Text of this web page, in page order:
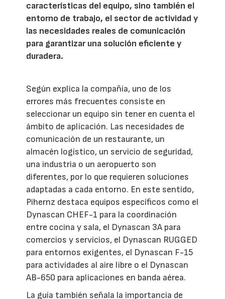
características del equipo, sino también el
entorno de trabajo, el sector de actividad y
las necesidades reales de comunicación
para garantizar una solución eficiente y
duradera.
Según explica la compañía, uno de los
errores más frecuentes consiste en
seleccionar un equipo sin tener en cuenta el
ámbito de aplicación. Las necesidades de
comunicación de un restaurante, un
almacén logístico, un servicio de seguridad,
una industria o un aeropuerto son
diferentes, por lo que requieren soluciones
adaptadas a cada entorno. En este sentido,
Pihernz destaca equipos específicos como el
Dynascan CHEF-1 para la coordinación
entre cocina y sala, el Dynascan 3A para
comercios y servicios, el Dynascan RUGGED
para entornos exigentes, el Dynascan F-15
para actividades al aire libre o el Dynascan
AB-650 para aplicaciones en banda aérea.
La guía también señala la importancia de